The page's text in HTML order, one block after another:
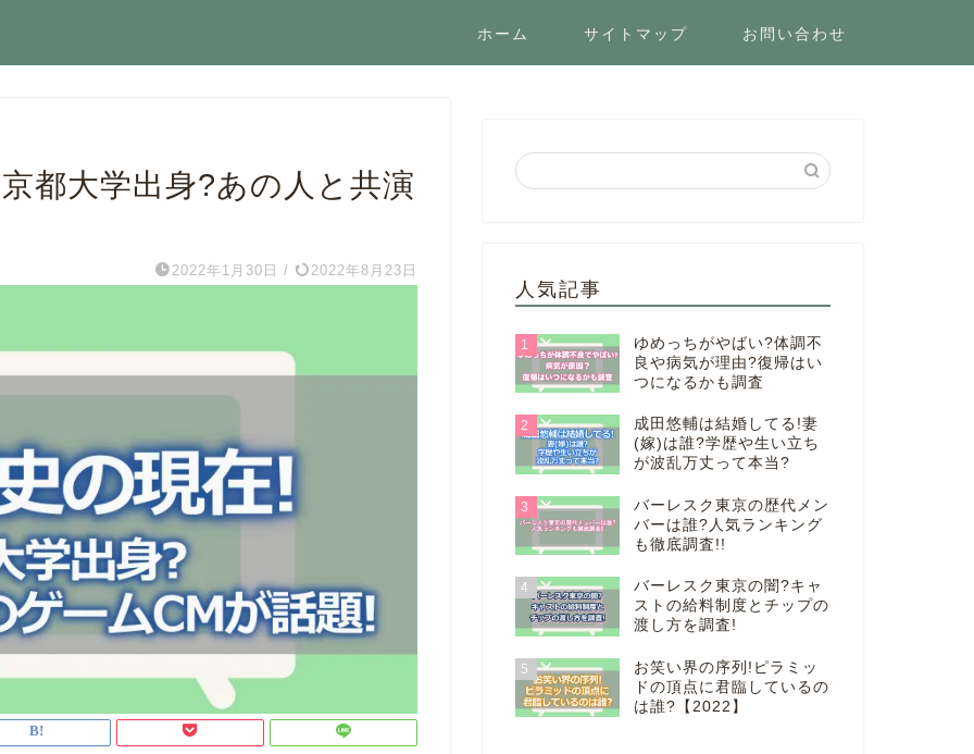
ホーム サイトマップ お問い合わせ
都大学出身?あの人と共演
2022年1月30日 / 2022年8月23日
人気記事
1
ゆめっちがやばい?体調不
良や病気が理由?復帰はい
つになるかも調査
2
成田悠輔は結婚してる!妻
(嫁)は誰?学歴や生い立ち
が波乱万丈って本当?
3
バーレスク東京の歴代メン
バーは誰?人気ランキング
も徹底調査!!
4
バーレスク東京の闇?キャ
ストの給料制度とチップの
渡し方を調査!
5
お笑い界の序列!ピラミッ
ドの頂点に君臨しているの
は誰?【2022】